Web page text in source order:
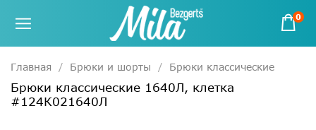
0
Главная Брюки и шорты Брюки классические
Брюки классические 1640Л, клетка
#124К021640Л